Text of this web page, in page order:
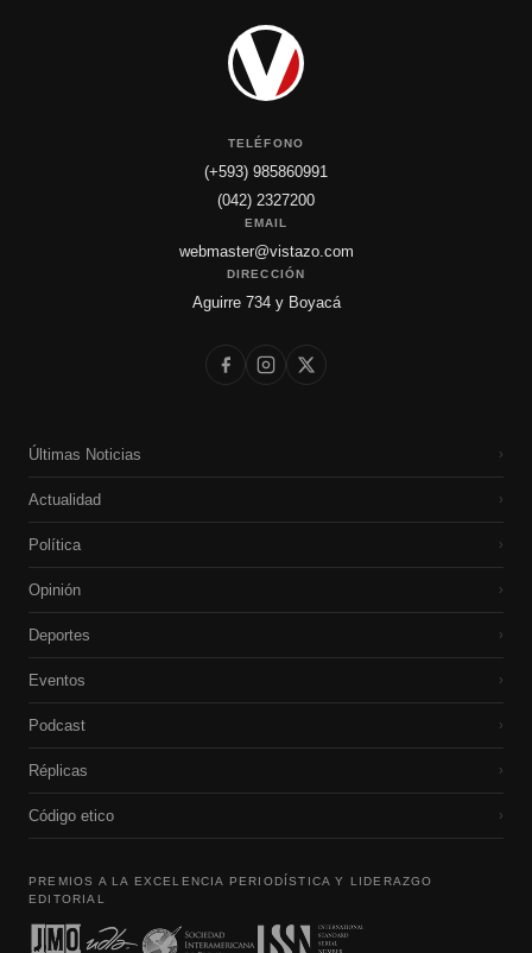
TELÉFONO
(+593) 985860991
(042) 2327200
EMAIL
webmaster@vistazo.com
DIRECCIÓN
Aguirre 734 y Boyacá
Últimas Noticias ›
Actualidad ›
Política ›
Opinión ›
Deportes ›
Eventos ›
Podcast ›
Réplicas ›
Código etico ›
PREMIOS A LA EXCELENCIA PERIODÍSTICA Y LIDERAZGO
EDITORIAL